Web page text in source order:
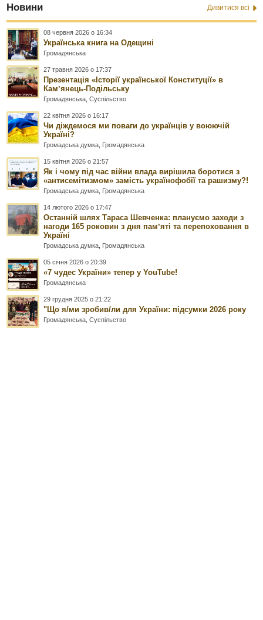
Новини Дивитися всі
08 червня 2026 о 16:34
Українська книга на Одещині
Громадянська
27 травня 2026 о 17:37
Презентація «Історії української Конституції» в
Камʼянець-Подільську
Громадянська ,Суспільство
22 квітня 2026 о 16:17
Чи діждемося ми поваги до українців у воюючій
Україні?
Громадська думка Громадянська
15 квітня 2026 о 21:57
Як і чому під час війни влада вирішила боротися з
«антисемітизмом» замість українофобії та рашизму?!
Громадська думка Громадянська
14 лютого 2026 о 17:47
Останній шлях Тараса Шевченка: плануємо заходи з
нагоди 165 роковин з дня памʼяті та перепоховання в
Україні
Громадська думка Громадянська
05 січня 2026 о 20:39
«7 чудес України» тепер у YouTube!
Громадянська
29 грудня 2025 о 21:22
"Що я/ми зробив/ли для України: підсумки 2026 року
Громадянська ,Суспільство